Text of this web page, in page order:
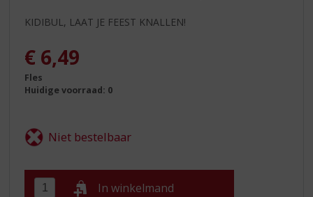
KIDIBUL, LAAT JE FEEST KNALLEN!
€ 6,49
Fles
Huidige voorraad: 0
In winkelmand